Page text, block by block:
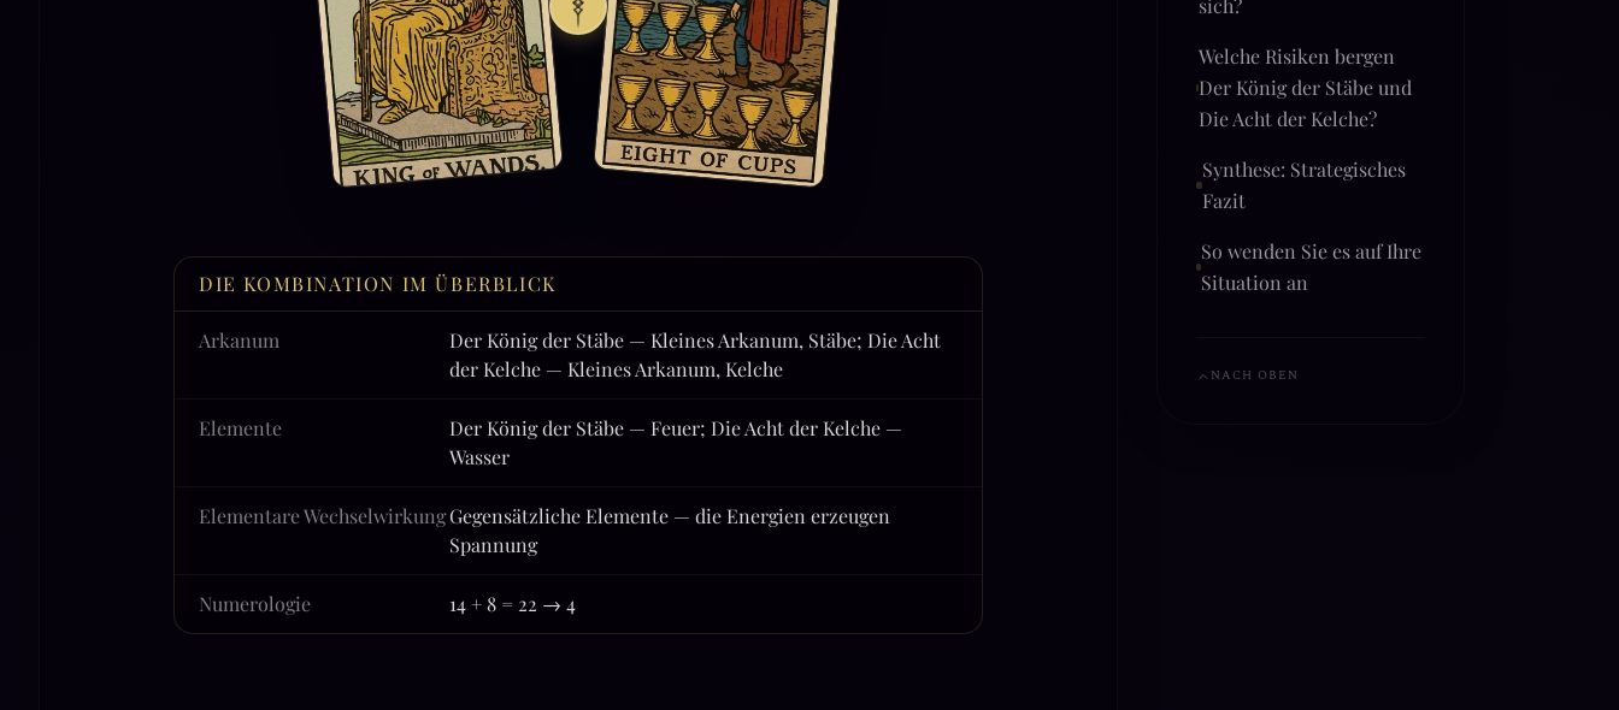
DIE KOMBINATION IM ÜBERBLICK
Arkanum
Der König der Stäbe — Kleines Arkanum, Stäbe; Die Acht
der Kelche — Kleines Arkanum, Kelche
Elemente
Der König der Stäbe — Feuer; Die Acht der Kelche —
Wasser
Elementare WechselwirkungGegensätzliche Elemente — die Energien erzeugen
Spannung
Numerologie 14 + 8 = 22 → 4
Der König der Stäbe und
Die Acht der Kelche?
Fazit
Situation an